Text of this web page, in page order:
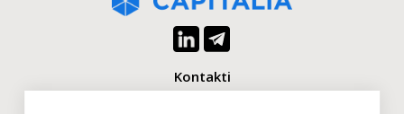
Kontakti
+371 2880 0880